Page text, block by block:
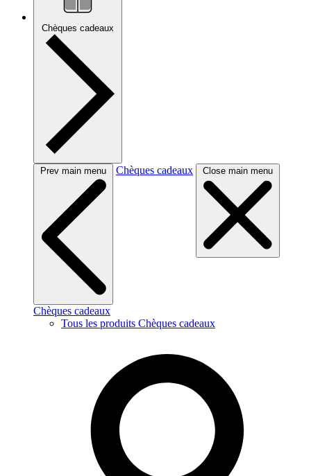
Chèques cadeaux
Prev main menu Chèques cadeaux Close main menu
Chèques cadeaux
Tous les produits Chèques cadeaux